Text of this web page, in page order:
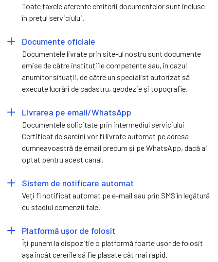
Toate taxele aferente emiterii documentelor sunt incluse
în prețul serviciului.
Documente oficiale
Documentele livrate prin site-ul nostru sunt documente
emise de către instituțiile competente sau, în cazul
anumitor situații, de către un specialist autorizat să
execute lucrări de cadastru, geodezie și topografie.
Livrarea pe email/WhatsApp
Documentele solicitate prin intermediul serviciului
Certificat de sarcini vor fi livrate automat pe adresa
dumneavoastră de email precum și pe WhatsApp, dacă ai
optat pentru acest canal.
Sistem de notificare automat
Veți fi notificat automat pe e-mail sau prin SMS în legătură
cu stadiul comenzii tale.
Platformă ușor de folosit
Îți punem la dispoziție o platformă foarte ușor de folosit
așa încât cererile să fie plasate cât mai rapid.